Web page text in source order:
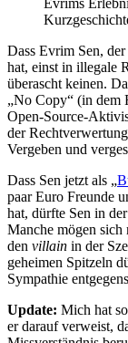
Evrims
Dass Evrim Sen, der
hat, einst in illegale
überascht keinen.
„No Copy“ (in dem
Open-Source-
der
Vergeben und
Dass Sen jetzt als „
paar Euro Freunde
hat, dürfte Sen in
Manche mögen sich
den villain in der
geheimen Spitzeln
Sympathie
Update: Mich hat
er darauf verweist,